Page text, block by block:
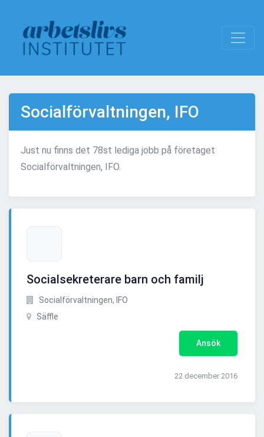
Socialförvaltningen, IFO
Just nu finns det 78st lediga jobb på företaget
Socialförvaltningen, IFO.
Socialsekreterare barn och familj
Socialförvaltningen, IFO
Säffle
Ansök
22 december 2016